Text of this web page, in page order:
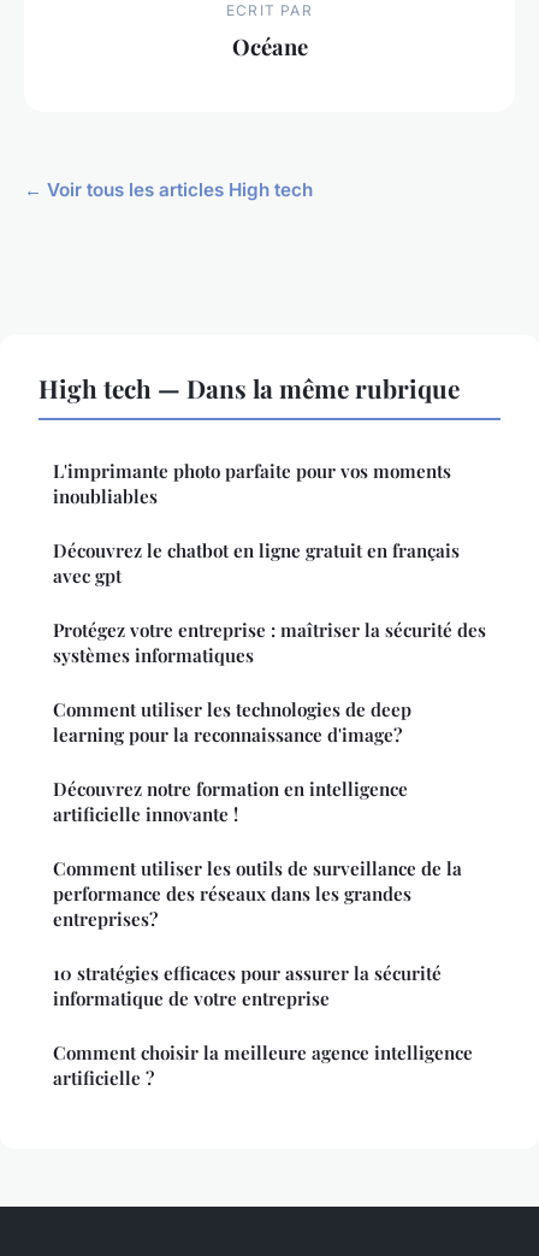
ECRIT PAR
Océane
← Voir tous les articles High tech
High tech — Dans la même rubrique
L'imprimante photo parfaite pour vos moments
inoubliables
Découvrez le chatbot en ligne gratuit en français
avec gpt
Protégez votre entreprise : maîtriser la sécurité des
systèmes informatiques
Comment utiliser les technologies de deep
learning pour la reconnaissance d'image?
Découvrez notre formation en intelligence
artificielle innovante !
Comment utiliser les outils de surveillance de la
performance des réseaux dans les grandes
entreprises?
10 stratégies efficaces pour assurer la sécurité
informatique de votre entreprise
Comment choisir la meilleure agence intelligence
artificielle ?